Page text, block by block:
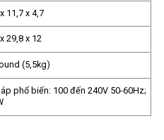
11,7 x 4,7
29,8 x 12
(5,5kg)
phổ biến: 100 đến 240V 50-60Hz;